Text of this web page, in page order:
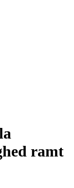
ramt